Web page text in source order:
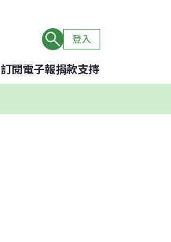
登入
訂閱電子報捐款支持